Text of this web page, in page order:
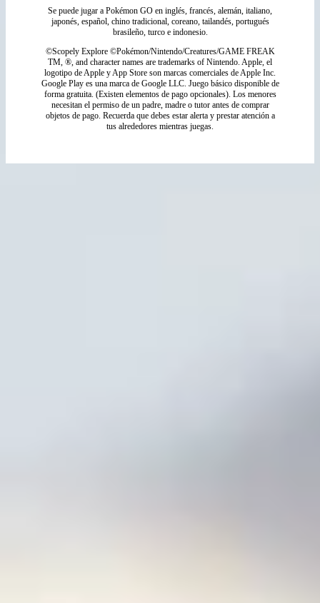
Se puede jugar a Pokémon GO en inglés, francés, alemán, italiano,
japonés, español, chino tradicional, coreano, tailandés, portugués
brasileño, turco e indonesio.
©Scopely Explore ©Pokémon/Nintendo/Creatures/GAME FREAK
TM, ®, and character names are trademarks of Nintendo. Apple, el
logotipo de Apple y App Store son marcas comerciales de Apple Inc.
Google Play es una marca de Google LLC. Juego básico disponible de
forma gratuita. (Existen elementos de pago opcionales). Los menores
necesitan el permiso de un padre, madre o tutor antes de comprar
objetos de pago. Recuerda que debes estar alerta y prestar atención a
tus alrededores mientras juegas.